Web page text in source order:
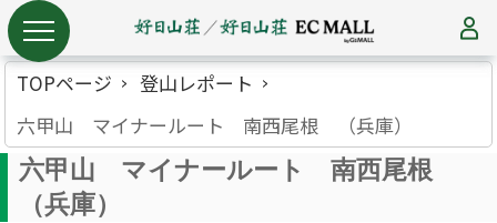
TOPページ
登山レポート
六甲山 マイナールート 南西尾根 （兵庫）
六甲山 マイナールート 南西尾根
（兵庫）